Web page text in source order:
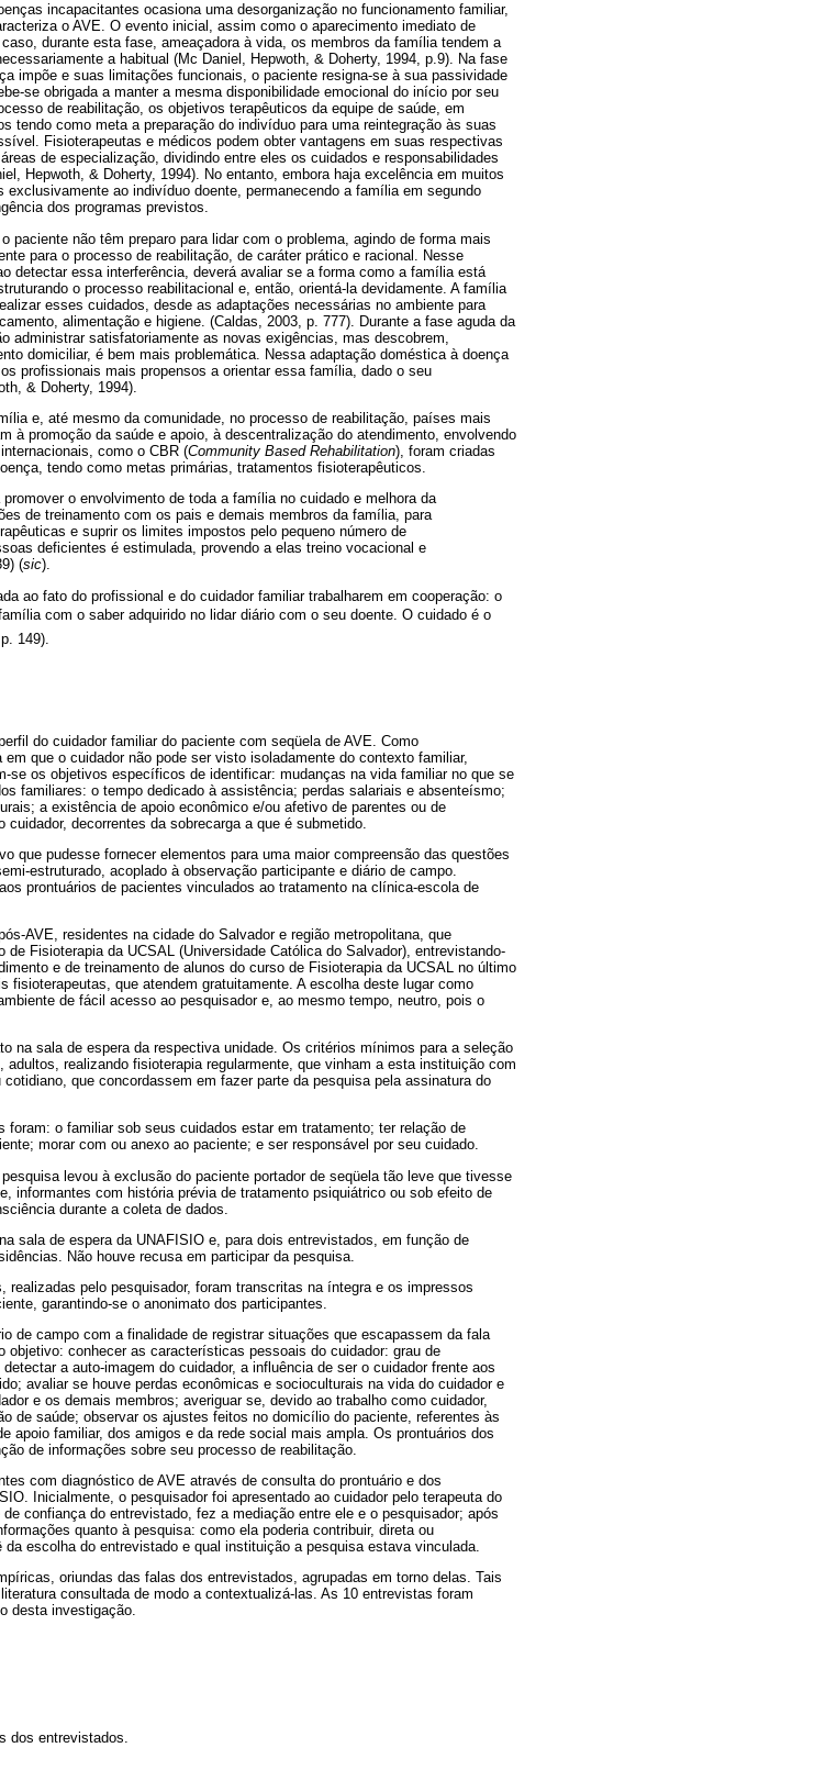
incapacitantes ocasiona uma desorganização no funcionamento familiar,
o AVE. O evento inicial, assim como o aparecimento imediato de
durante esta fase, ameaçadora à vida, os membros da família tendem a
a habitual (Mc Daniel, Hepwoth, & Doherty, 1994, p.9). Na fase
impõe e suas limitações funcionais, o paciente resigna-se à sua passividade
se obrigada a manter a mesma disponibilidade emocional do início por seu
de reabilitação, os objetivos terapêuticos da equipe de saúde, em
tendo como meta a preparação do indivíduo para uma reintegração às suas
Fisioterapeutas e médicos podem obter vantagens em suas respectivas
de especialização, dividindo entre eles os cuidados e responsabilidades
Hepwoth, & Doherty, 1994). No entanto, embora haja excelência em muitos
ao indivíduo doente, permanecendo a família em segundo
dos programas previstos.
paciente não têm preparo para lidar com o problema, agindo de forma mais
para o processo de reabilitação, de caráter prático e racional. Nesse
detectar essa interferência, deverá avaliar se a forma como a família está
o processo reabilitacional e, então, orientá-la devidamente. A família
esses cuidados, desde as adaptações necessárias no ambiente para
alimentação e higiene. (Caldas, 2003, p. 777). Durante a fase aguda da
administrar satisfatoriamente as novas exigências, mas descobrem,
domiciliar, é bem mais problemática. Nessa adaptação doméstica à doença
profissionais mais propensos a orientar essa família, dado o seu
& Doherty, 1994).
e, até mesmo da comunidade, no processo de reabilitação, países mais
à promoção da saúde e apoio, à descentralização do atendimento, envolvendo
como o CBR (Community Based Rehabilitation), foram criadas
tendo como metas primárias, tratamentos fisioterapêuticos.
o envolvimento de toda a família no cuidado e melhora da
de treinamento com os pais e demais membros da família, para
e suprir os limites impostos pelo pequeno número de
deficientes é estimulada, provendo a elas treino vocacional e
(sic).
ao fato do profissional e do cuidador familiar trabalharem em cooperação: o
com o saber adquirido no lidar diário com o seu doente. O cuidado é o
149).
do cuidador familiar do paciente com seqüela de AVE. Como
que o cuidador não pode ser visto isoladamente do contexto familiar,
se os objetivos específicos de identificar: mudanças na vida familiar no que se
familiares: o tempo dedicado à assistência; perdas salariais e absenteísmo;
a existência de apoio econômico e/ou afetivo de parentes ou de
decorrentes da sobrecarga a que é submetido.
que pudesse fornecer elementos para uma maior compreensão das questões
estruturado, acoplado à observação participante e diário de campo.
prontuários de pacientes vinculados ao tratamento na clínica-escola de
AVE, residentes na cidade do Salvador e região metropolitana, que
de Fisioterapia da UCSAL (Universidade Católica do Salvador), entrevistando-
e de treinamento de alunos do curso de Fisioterapia da UCSAL no último
fisioterapeutas, que atendem gratuitamente. A escolha deste lugar como
de fácil acesso ao pesquisador e, ao mesmo tempo, neutro, pois o
na sala de espera da respectiva unidade. Os critérios mínimos para a seleção
realizando fisioterapia regularmente, que vinham a esta instituição com
que concordassem em fazer parte da pesquisa pela assinatura do
foram: o familiar sob seus cuidados estar em tratamento; ter relação de
morar com ou anexo ao paciente; e ser responsável por seu cuidado.
levou à exclusão do paciente portador de seqüela tão leve que tivesse
informantes com história prévia de tratamento psiquiátrico ou sob efeito de
durante a coleta de dados.
sala de espera da UNAFISIO e, para dois entrevistados, em função de
Não houve recusa em participar da pesquisa.
pelo pesquisador, foram transcritas na íntegra e os impressos
garantindo-se o anonimato dos participantes.
de campo com a finalidade de registrar situações que escapassem da fala
conhecer as características pessoais do cuidador: grau de
a auto-imagem do cuidador, a influência de ser o cuidador frente aos
avaliar se houve perdas econômicas e socioculturais na vida do cuidador e
e os demais membros; averiguar se, devido ao trabalho como cuidador,
de saúde; observar os ajustes feitos no domicílio do paciente, referentes às
apoio familiar, dos amigos e da rede social mais ampla. Os prontuários dos
de informações sobre seu processo de reabilitação.
com diagnóstico de AVE através de consulta do prontuário e dos
Inicialmente, o pesquisador foi apresentado ao cuidador pelo terapeuta do
confiança do entrevistado, fez a mediação entre ele e o pesquisador; após
quanto à pesquisa: como ela poderia contribuir, direta ou
escolha do entrevistado e qual instituição a pesquisa estava vinculada.
oriundas das falas dos entrevistados, agrupadas em torno delas. Tais
consultada de modo a contextualizá-las. As 10 entrevistas foram
desta investigação.
dos entrevistados.